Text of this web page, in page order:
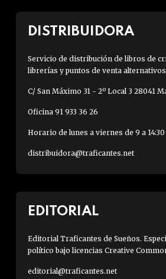
DISTRIBUIDORA
Servicio de distribución de libros de
librerías y puntos de venta
C/ San Máximo 31 - 2º Local 3 28041
Oficina 91 933 36 26
Horario de lunes a viernes de 9 a 14:30
distribuidora@traficantes.net
EDITORIAL
Editorial Traficantes de Sueños.
político bajo licencias Creative
editorial@traficantes.net